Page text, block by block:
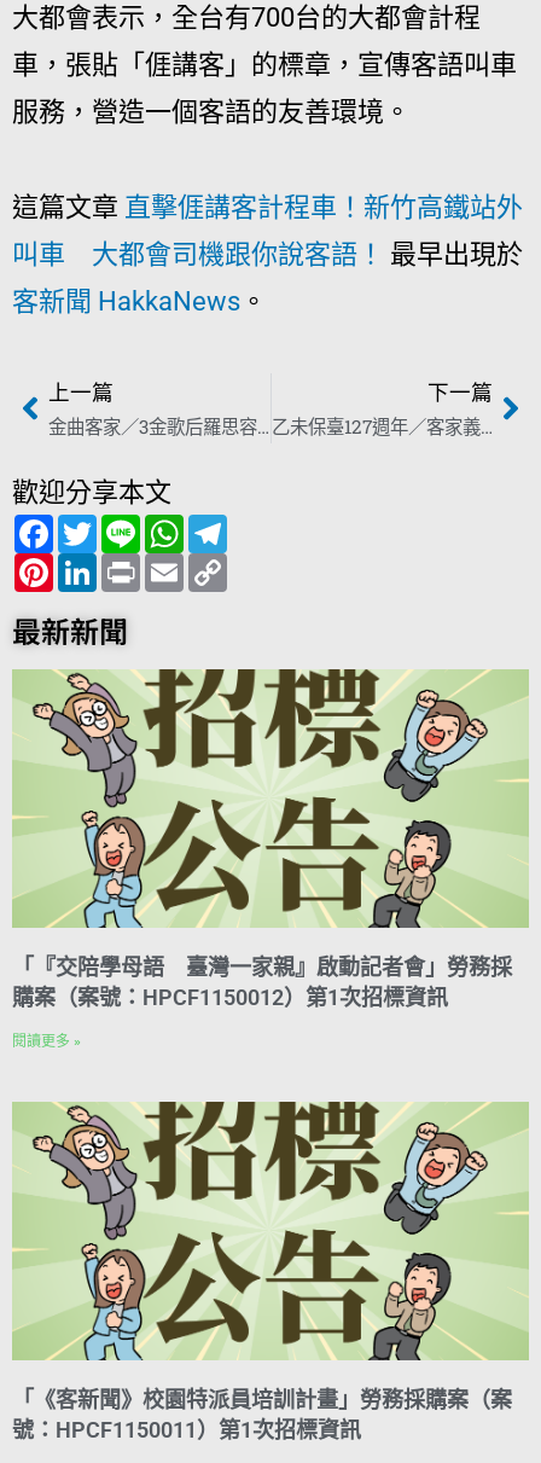
大都會表示，全台有700台的大都會計程
車，張貼「𠊎講客」的標章，宣傳客語叫車
服務，營造一個客語的友善環境。
這篇文章 直擊𠊎講客計程車！新竹高鐵站外
叫車 大都會司機跟你說客語！ 最早出現於
客新聞 HakkaNews 。
上一篇
金曲客家／3金歌后羅思容《今本日係馬》 網友：「歌聲像電流竄全身！」
下一篇
乙未保臺127週年／客家義民保台激烈抵抗 明首戰地14000朵玫瑰悼英靈
歡迎分享本文
F
a
c
e
b
o
o
T
w
i
t
t
e
r
L
i
n
e
W
h
a
t
s
P
i
n
t
e
e
s
t
L
i
n
k
e
I
n
P
r
i
E
m
a
n
k
最新新聞
「『交陪學母語 臺灣一家親』啟動記者會」勞務採
購案（案號：HPCF1150012）第1次招標資訊
閱讀更多 »
「《客新聞》校園特派員培訓計畫」勞務採購案（案
號：HPCF1150011）第1次招標資訊